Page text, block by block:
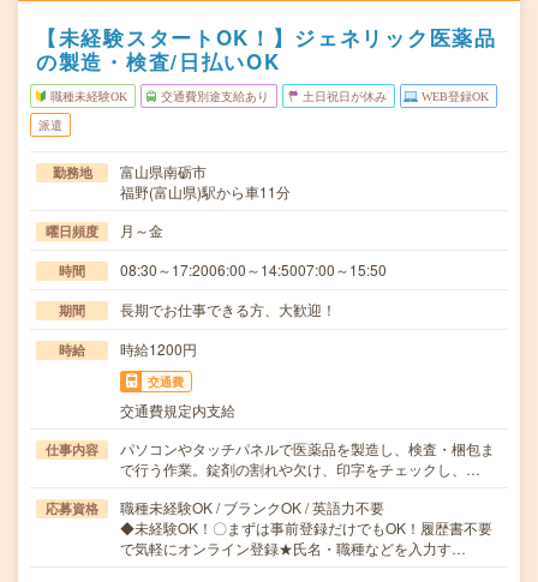
【未経験スタートOK！】ジェネリック医薬品
の製造・検査/日払いOK
職種未経験OK 交通費別途支給あり 土日祝日が休み WEB登録OK
派遣
勤務地
富山県南砺市
福野(富山県)駅から車11分
曜日頻度 月～金
時間 08:30～17:2006:00～14:5007:00～15:50
期間 長期でお仕事できる方、大歓迎！
時給 時給1200円
交通費
交通費規定内支給
仕事内容
パソコンやタッチパネルで医薬品を製造し、検査・梱包ま
で行う作業。錠剤の割れや欠け、印字をチェックし、…
応募資格
職種未経験OK / ブランクOK / 英語力不要
◆未経験OK！〇まずは事前登録だけでもOK！履歴書不要
で気軽にオンライン登録★氏名・職種などを入力す…